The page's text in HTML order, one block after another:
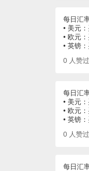
每日汇
• 美元
• 欧元
• 英镑
0 人赞过
每日汇
• 美元
• 欧元
• 英镑
0 人赞过
每日汇